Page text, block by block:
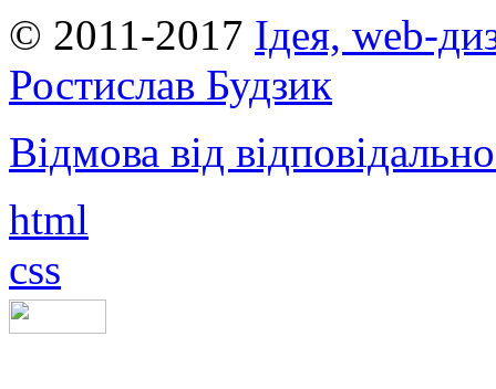
© 2011-2017 Ідея, web-
Ростислав Будзик
Відмова від
html
css